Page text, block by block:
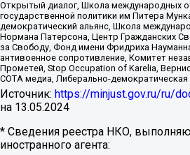
Открытый диалог, Школа международных
государственной политики им Питера
демократический альянс, Школа
Нормана Патерсона, Центр Гражданских
за Свободу, Фонд имени Фридриха
антивоенное сопротивление, Комитет
Прометей, Stop Occupation of Karelia,
СОТА медиа, Либерально-демократическая
Источник: https://minjust.gov.ru/ru/
на 13.05.2024
* Сведения реестра НКО,
иностранного агента: